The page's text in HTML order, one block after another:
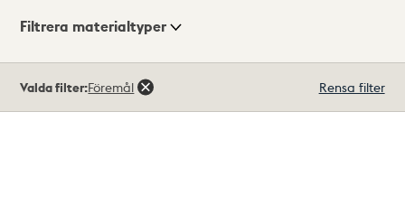
Visningsläge
Filtrera materialtyper
träffar
Valda filter:Föremål Rensa filter